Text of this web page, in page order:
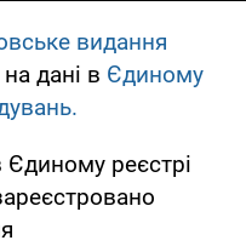
видання
дані в Єдиному
реєстрі